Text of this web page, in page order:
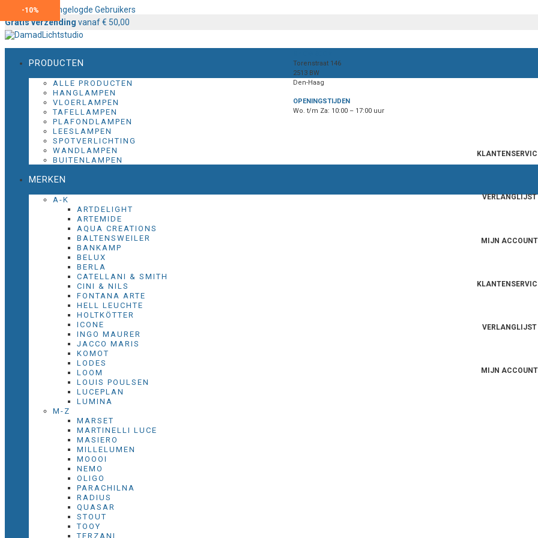
Content voor Ingelogde Gebruikers
Gratis verzending vanaf € 50,00
Torenstraat 146
2513 BW
Den-Haag
OPENINGSTIJDEN
Wo. t/m Za: 10:00 – 17:00 uur
VERLANGLIJST
MIJN ACCOUNT
VERLANGLIJST
MIJN ACCOUNT
PRODUCTEN
ALLE PRODUCTEN
HANGLAMPEN
VLOERLAMPEN
TAFELLAMPEN
PLAFONDLAMPEN
LEESLAMPEN
SPOTVERLICHTING
WANDLAMPEN
BUITENLAMPEN
MERKEN
A-K
ARTDELIGHT
ARTEMIDE
AQUA CREATIONS
BALTENSWEILER
BANKAMP
BELUX
BERLA
CATELLANI & SMITH
CINI & NILS
FONTANA ARTE
HELL LEUCHTE
HOLTKÖTTER
ICONE
INGO MAURER
JACCO MARIS
KOMOT
LODES
LOOM
LOUIS POULSEN
LUCEPLAN
LUMINA
M-Z
MARSET
MARTINELLI LUCE
MASIERO
MILLELUMEN
MOOOI
NEMO
OLIGO
PARACHILNA
RADIUS
QUASAR
STOUT
TOOY
TERZANI
-10%
-10%
-10%